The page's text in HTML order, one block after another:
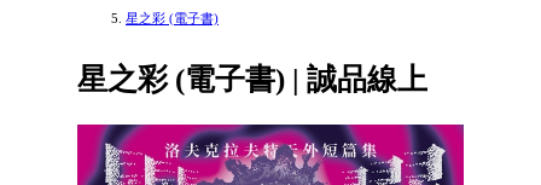
星之彩 (電子書)
星之彩 (電子書) | 誠品線上